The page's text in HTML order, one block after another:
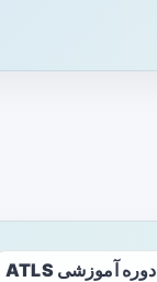
دوره آموزشی ATLS